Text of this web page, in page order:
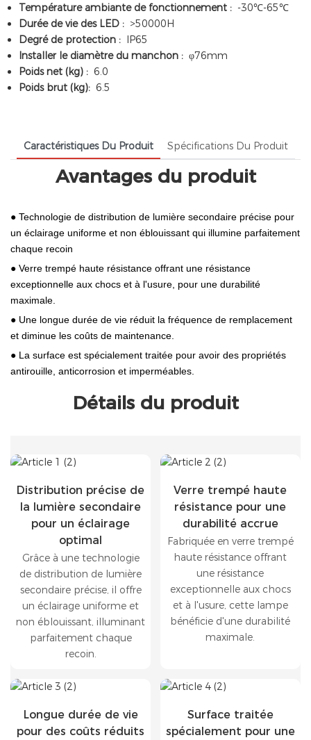
Température ambiante de fonctionnement : -30℃-65℃
Durée de vie des LED : >50000H
Degré de protection : IP65
Installer le diamètre du manchon : φ76mm
Poids net (kg) : 6.0
Poids brut (kg): 6.5
Caractéristiques Du Produit Spécifications Du Produit
Avantages du produit
● Technologie de distribution de lumière secondaire précise pour
un éclairage uniforme et non éblouissant qui illumine parfaitement
chaque recoin
● Verre trempé haute résistance offrant une résistance
exceptionnelle aux chocs et à l'usure, pour une durabilité
maximale.
● Une longue durée de vie réduit la fréquence de remplacement
et diminue les coûts de maintenance.
● La surface est spécialement traitée pour avoir des propriétés
antirouille, anticorrosion et imperméables.
Détails du produit
Distribution précise de
la lumière secondaire
pour un éclairage
optimal
Grâce à une technologie
de distribution de lumière
secondaire précise, il offre
un éclairage uniforme et
non éblouissant, illuminant
parfaitement chaque
recoin.
Verre trempé haute
résistance pour une
durabilité accrue
Fabriquée en verre trempé
haute résistance offrant
une résistance
exceptionnelle aux chocs
et à l'usure, cette lampe
bénéficie d'une durabilité
maximale.
Longue durée de vie
pour des coûts réduits
Surface traitée
spécialement pour une